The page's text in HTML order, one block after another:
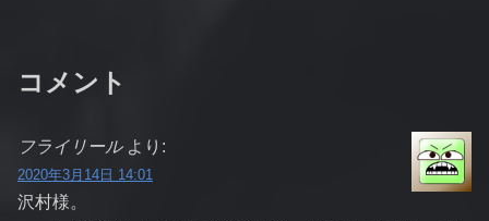
コメント
フライリール より:
2020年3月14日 14:01
沢村様。